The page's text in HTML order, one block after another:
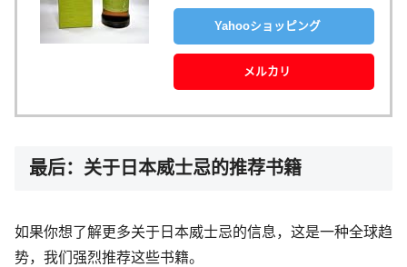
Yahooショッピング
メルカリ
最后：关于日本威士忌的推荐书籍
如果你想了解更多关于日本威士忌的信息，这是一种全球趋
势，我们强烈推荐这些书籍。